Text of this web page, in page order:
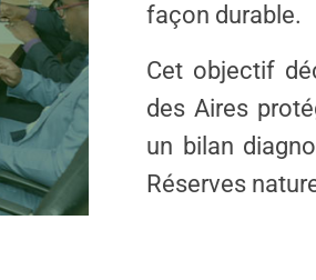
façon durable.
Cet objectif
des Aires
un bilan
Réserves